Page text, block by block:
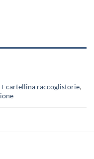
cartellina raccoglistorie,